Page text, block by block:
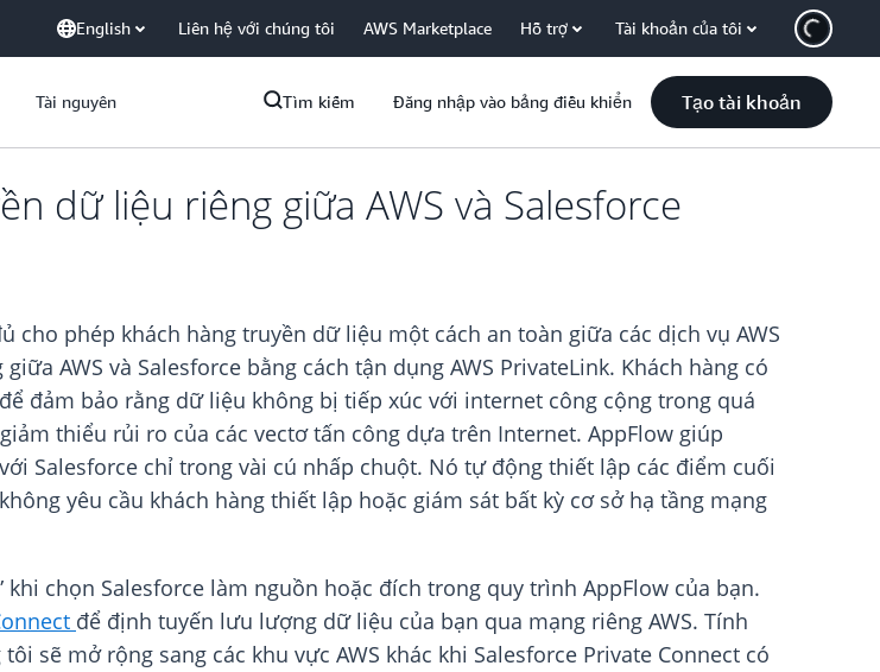
English Liên hệ với chúng tôi AWS Marketplace Hỗ trợ Tài khoản của tôi
Tài nguyên Tìm kiếm Đăng nhập vào bảng điều khiển Tạo tài khoản
dữ liệu riêng giữa AWS và Salesforce
phép khách hàng truyền dữ liệu một cách an toàn giữa các dịch vụ AWS
AWS và Salesforce bằng cách tận dụng AWS PrivateLink. Khách hàng có
đảm bảo rằng dữ liệu không bị tiếp xúc với internet công cộng trong quá
thiểu rủi ro của các vectơ tấn công dựa trên Internet. AppFlow giúp
Salesforce chỉ trong vài cú nhấp chuột. Nó tự động thiết lập các điểm cuối
yêu cầu khách hàng thiết lập hoặc giám sát bất kỳ cơ sở hạ tầng mạng
khi chọn Salesforce làm nguồn hoặc đích trong quy trình AppFlow của bạn.
để định tuyến lưu lượng dữ liệu của bạn qua mạng riêng AWS. Tính
sẽ mở rộng sang các khu vực AWS khác khi Salesforce Private Connect có